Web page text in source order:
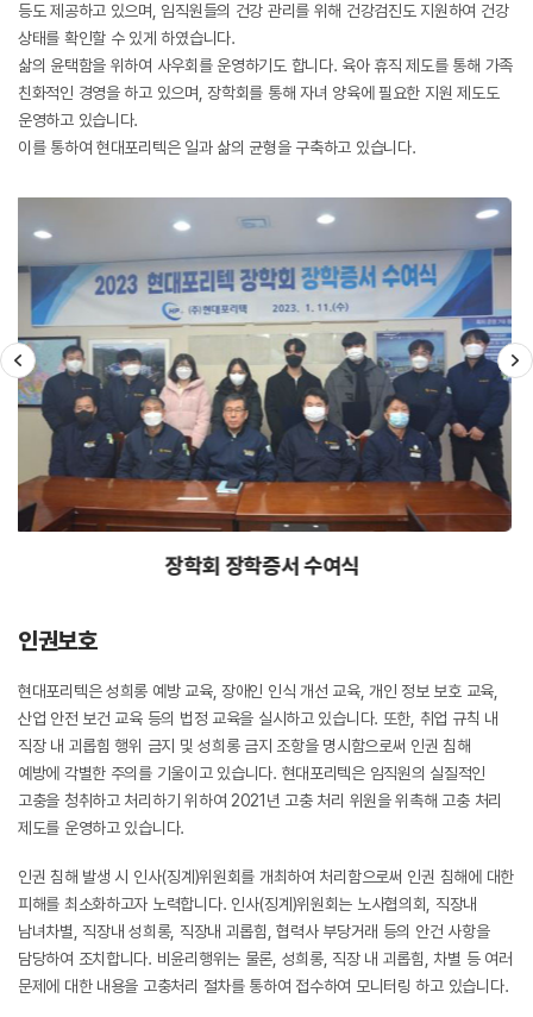
등도 제공하고 있으며, 임직원들의 건강 관리를 위해 건강검진도 지원하여 건강
상태를 확인할 수 있게 하였습니다.
삶의 윤택함을 위하여 사우회를 운영하기도 합니다. 육아 휴직 제도를 통해 가족
친화적인 경영을 하고 있으며, 장학회를 통해 자녀 양육에 필요한 지원 제도도
운영하고 있습니다.
이를 통하여 현대포리텍은 일과 삶의 균형을 구축하고 있습니다.
제 1회 다자녀 지원금 수여식
인권보호
현대포리텍은 성희롱 예방 교육, 장애인 인식 개선 교육, 개인 정보 보호 교육,
산업 안전 보건 교육 등의 법정 교육을 실시하고 있습니다. 또한, 취업 규칙 내
직장 내 괴롭힘 행위 금지 및 성희롱 금지 조항을 명시함으로써 인권 침해
예방에 각별한 주의를 기울이고 있습니다. 현대포리텍은 임직원의 실질적인
고충을 청취하고 처리하기 위하여 2021년 고충 처리 위원을 위촉해 고충 처리
제도를 운영하고 있습니다.
인권 침해 발생 시 인사(징계)위원회를 개최하여 처리함으로써 인권 침해에 대한
피해를 최소화하고자 노력합니다. 인사(징계)위원회는 노사협의회, 직장내
남녀차별, 직장내 성희롱, 직장내 괴롭힘, 협력사 부당거래 등의 안건 사항을
담당하여 조치합니다. 비윤리행위는 물론, 성희롱, 직장 내 괴롭힘, 차별 등 여러
문제에 대한 내용을 고충처리 절차를 통하여 접수하여 모니터링 하고 있습니다.